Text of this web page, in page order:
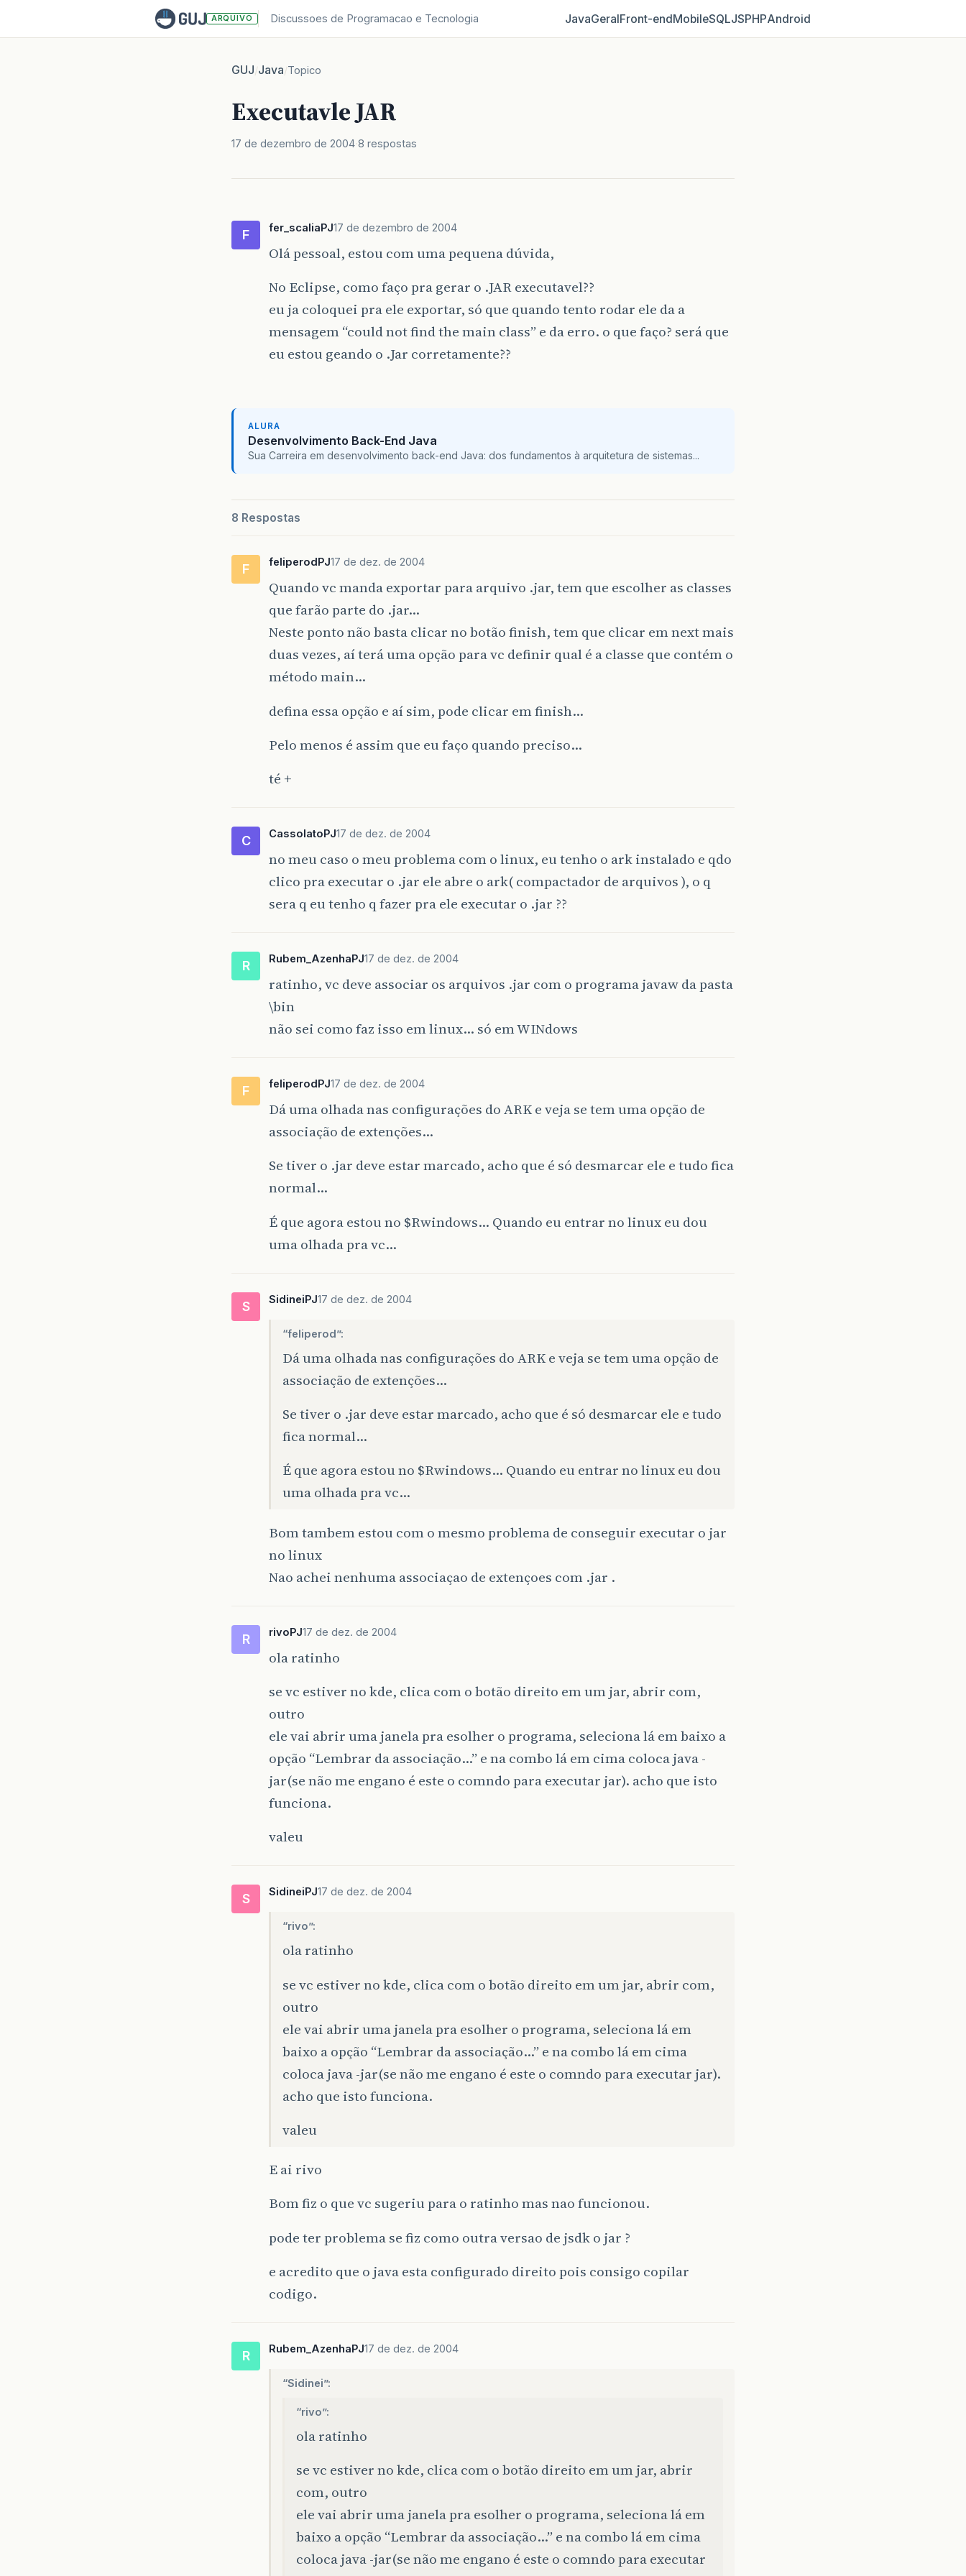
ARQUIVO Discussoes de Programacao e Tecnologia JavaGeralFront‑endMobileSQLJSPHPAndroid
GUJ/Java/Topico
Executavle JAR
17 de dezembro de 2004 8 respostas
F fer_scaliaPJ17 de dezembro de 2004
Olá pessoal, estou com uma pequena dúvida,
No Eclipse, como faço pra gerar o .JAR executavel??
eu ja coloquei pra ele exportar, só que quando tento rodar ele da a
mensagem “could not find the main class” e da erro. o que faço? será que
eu estou geando o .Jar corretamente??
ALURA
Desenvolvimento Back-End Java
Sua Carreira em desenvolvimento back-end Java: dos fundamentos à arquitetura de sistemas...
8 Respostas
F feliperodPJ17 de dez. de 2004
Quando vc manda exportar para arquivo .jar, tem que escolher as classes
que farão parte do .jar…
Neste ponto não basta clicar no botão finish, tem que clicar em next mais
duas vezes, aí terá uma opção para vc definir qual é a classe que contém o
método main…
defina essa opção e aí sim, pode clicar em finish…
Pelo menos é assim que eu faço quando preciso…
té +
C CassolatoPJ17 de dez. de 2004
no meu caso o meu problema com o linux, eu tenho o ark instalado e qdo
clico pra executar o .jar ele abre o ark( compactador de arquivos ), o q
sera q eu tenho q fazer pra ele executar o .jar ??
R Rubem_AzenhaPJ17 de dez. de 2004
ratinho, vc deve associar os arquivos .jar com o programa javaw da pasta
\bin
não sei como faz isso em linux… só em WINdows
F feliperodPJ17 de dez. de 2004
Dá uma olhada nas configurações do ARK e veja se tem uma opção de
associação de extenções…
Se tiver o .jar deve estar marcado, acho que é só desmarcar ele e tudo fica
normal…
É que agora estou no $Rwindows… Quando eu entrar no linux eu dou
uma olhada pra vc…
S SidineiPJ17 de dez. de 2004
“feliperod”:
Dá uma olhada nas configurações do ARK e veja se tem uma opção de
associação de extenções…
Se tiver o .jar deve estar marcado, acho que é só desmarcar ele e tudo
fica normal…
É que agora estou no $Rwindows… Quando eu entrar no linux eu dou
uma olhada pra vc…
Bom tambem estou com o mesmo problema de conseguir executar o jar
no linux
Nao achei nenhuma associaçao de extençoes com .jar .
R rivoPJ17 de dez. de 2004
ola ratinho
se vc estiver no kde, clica com o botão direito em um jar, abrir com,
outro
ele vai abrir uma janela pra esolher o programa, seleciona lá em baixo a
opção “Lembrar da associação…” e na combo lá em cima coloca java -
jar(se não me engano é este o comndo para executar jar). acho que isto
funciona.
valeu
S SidineiPJ17 de dez. de 2004
“rivo”:
ola ratinho
se vc estiver no kde, clica com o botão direito em um jar, abrir com,
outro
ele vai abrir uma janela pra esolher o programa, seleciona lá em
baixo a opção “Lembrar da associação…” e na combo lá em cima
coloca java -jar(se não me engano é este o comndo para executar jar).
acho que isto funciona.
valeu
E ai rivo
Bom fiz o que vc sugeriu para o ratinho mas nao funcionou.
pode ter problema se fiz como outra versao de jsdk o jar ?
e acredito que o java esta configurado direito pois consigo copilar
codigo.
R Rubem_AzenhaPJ17 de dez. de 2004
“Sidinei”:
“rivo”:
ola ratinho
se vc estiver no kde, clica com o botão direito em um jar, abrir
com, outro
ele vai abrir uma janela pra esolher o programa, seleciona lá em
baixo a opção “Lembrar da associação…” e na combo lá em cima
coloca java -jar(se não me engano é este o comndo para executar